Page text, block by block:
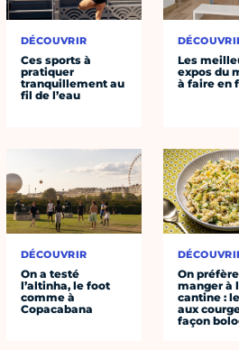
DÉCOUVRIR
Ces sports à
pratiquer
tranquillement au
fil de l’eau
DÉCOUVRIR
On a testé
l’altinha, le foot
comme à
Copacabana
Les
expos du
à faire en
On préfère
manger à
cantine :
aux
façon